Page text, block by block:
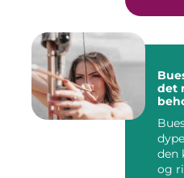
det
den
og